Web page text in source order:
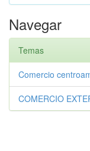
Navegar
Temas
Comercio
COMERCIO